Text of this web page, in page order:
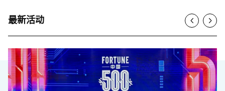
最新活动